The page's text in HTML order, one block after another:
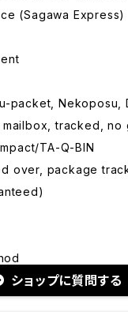
ショップに質問する
(Sagawa Express)
packet, Nekoposu,
tracked, no
TA-Q-BIN
over, package